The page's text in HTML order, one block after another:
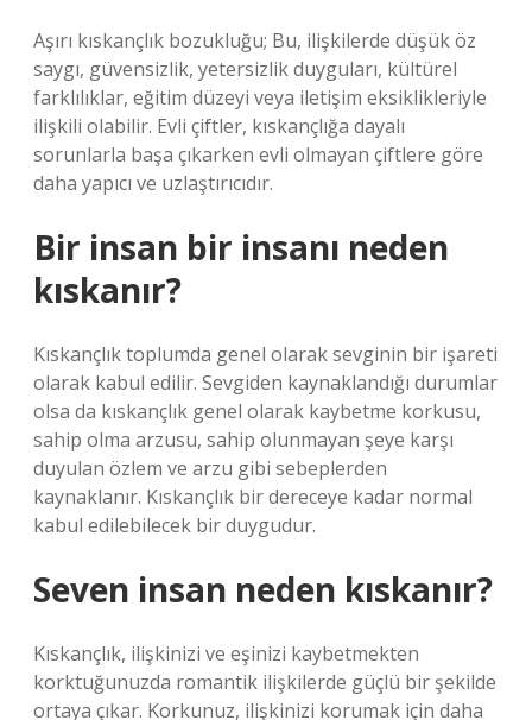
Aşırı kıskançlık bozukluğu; Bu, ilişkilerde düşük öz
saygı, güvensizlik, yetersizlik duyguları, kültürel
farklılıklar, eğitim düzeyi veya iletişim eksiklikleriyle
ilişkili olabilir. Evli çiftler, kıskançlığa dayalı
sorunlarla başa çıkarken evli olmayan çiftlere göre
daha yapıcı ve uzlaştırıcıdır.
Bir insan bir insanı neden
kıskanır?
Kıskançlık toplumda genel olarak sevginin bir işareti
olarak kabul edilir. Sevgiden kaynaklandığı durumlar
olsa da kıskançlık genel olarak kaybetme korkusu,
sahip olma arzusu, sahip olunmayan şeye karşı
duyulan özlem ve arzu gibi sebeplerden
kaynaklanır. Kıskançlık bir dereceye kadar normal
kabul edilebilecek bir duygudur.
Seven insan neden kıskanır?
Kıskançlık, ilişkinizi ve eşinizi kaybetmekten
korktuğunuzda romantik ilişkilerde güçlü bir şekilde
ortaya çıkar. Korkunuz, ilişkinizi korumak için daha